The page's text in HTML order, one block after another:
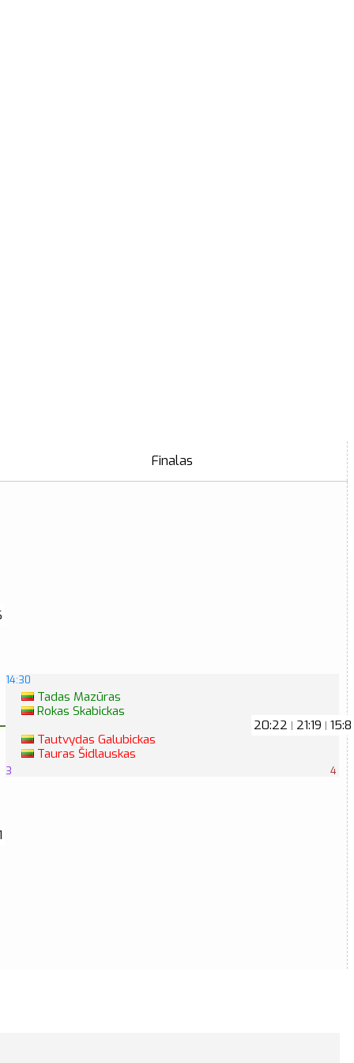
Finalas
14:30
Tadas Mazūras
Rokas Skabickas
20:22 | 21:19 | 15:8
Tautvydas Galubickas
Tauras Šidlauskas
3 4